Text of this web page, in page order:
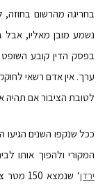
בחריגה מהרשום בחוזה,
בפסק הדין קובע השופט
ערך. אין אדם רשאי לחוקק
לטובת הציבור אם תהיה
ככל שנקפו השנים
המקורי ולהפוך אותו
ירדן
‘